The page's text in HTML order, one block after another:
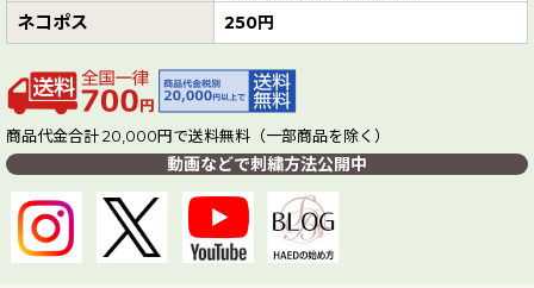
ネコポス 250円
商品代金合計 20,000円で送料無料（一部商品を除く）
動画などで刺繍方法公開中